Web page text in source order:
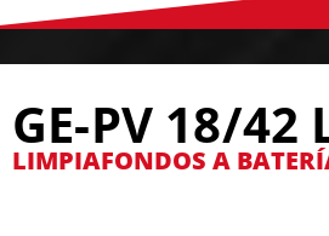
GE-PV 18/42
LIMPIAFONDOS A